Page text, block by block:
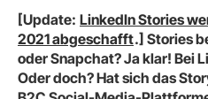
[Update: LinkedIn Stories
2021 abgeschafft.] Stories
oder Snapchat? Ja klar! Bei
Oder doch? Hat sich das